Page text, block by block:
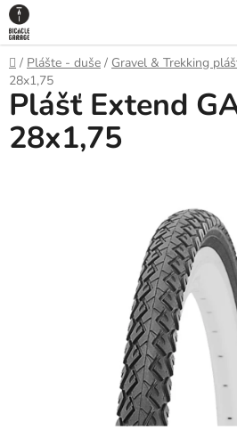
Prejsť
na
obsah
Domov
/ Plášte - duše / Gravel & Trekking
28x1,75
Plášť Extend
28x1,75